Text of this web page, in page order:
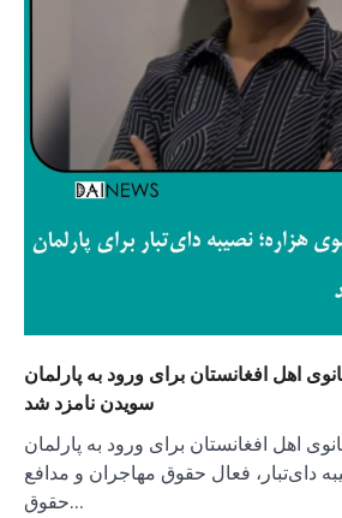
اهل افغانستان برای ورود به پارلمان
سویدن نامزد شد
اهل افغانستان برای ورود به پارلمان
دای‌تبار، فعال حقوق مهاجران و مدافع
حقوق…